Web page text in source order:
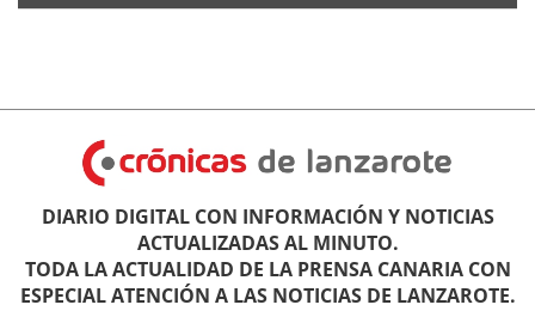
DIARIO DIGITAL CON INFORMACIÓN Y NOTICIAS
ACTUALIZADAS AL MINUTO.
TODA LA ACTUALIDAD DE LA PRENSA CANARIA CON
ESPECIAL ATENCIÓN A LAS NOTICIAS DE LANZAROTE.